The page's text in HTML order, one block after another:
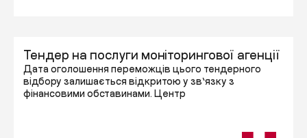
Тендер на послуги моніторингової агенції
Дата оголошення переможців цього тендерного
відбору залишається відкритою у зв’язку з
фінансовими обставинами. Центр